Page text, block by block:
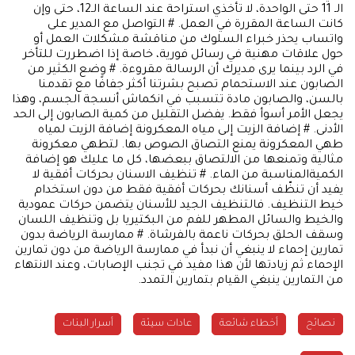
الـ 11 حتى الواحدة، لا تأخذي استراحة عند الساعة الـ12، حتى وإن
كانت الساعة المقررة في العمل. # التواصل مع المدير على
واتساب يحذر خبراء السلوك من مناقشة مشكلات العمل أو
حول علاقات مهنية في رسائل فورية، خاصة إذا اضطررت للتأخر
في الرد بينما يرى مديرك أن الرسالة مقروءة. # وضع الكثير من
الصابون عند الاستحمام تصبح بشرتنا أكثر جفافًا مع تقدمنا
بالسن، والصابون مادة تتسبب في انكماش أنسجة الجسم، وهذا
يجعل الأمر أسوأ فقط. يفضل التقليل من كمية الصابون إلى الحد
الأدنى. # إضافة الزيت إلى مياه المعكرونة إضافة الزيت لمياه
طهي المعكرونة يمنع التصاق الصوص بها. لتطهي معكرونة
مثالية وتمنعها من الالتصاق ببعضها، كل ما عليك هو إضافة
الكميةالمناسبة من الماء. # تنظيف الاسنان بحركات أفقية لا
يفيد أن تنظّف أسنانك بحركات أفقية فقط من دون استخدام
خيط التنظيف. فالتنظيف الجيد للأسنان يتضمن حركات عمودية
والخيط والسائل المطهر للفم من البكتيريا بل وتنظيف اللسان
وسقف الحلق بحركات ناعمة بالفرشاة. # ممارسة الرياضة بدون
تمارين إحماء لا ينبغي أن نبدأ في ممارسة الرياضة من دون تمارين
الإحماء ثم زيادتها لأن هذا مفيد في تجنب الإصابات، وعند الانتهاء
من التمارين ينبغي القيام بتمارين التمدد.
نصائح أخطاء شائعة عادات سيئة أسرار البنات